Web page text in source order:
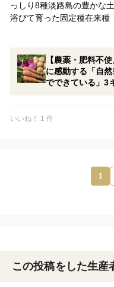
っしり8種淡路島の豊かな
浴びて育った固定種在来種
【農薬・肥料不
に感動する「自
でできている」3
いいね！ 1 件
1
この投稿をした生産